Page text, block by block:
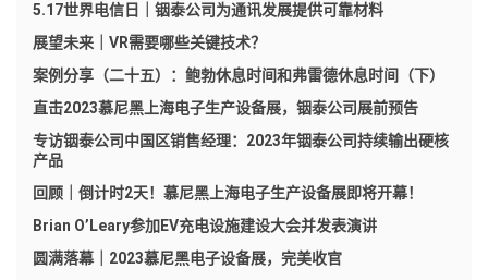
5.17世界电信日｜铟泰公司为通讯发展提供可靠材料
展望未来｜VR需要哪些关键技术？
案例分享（二十五）：鲍勃休息时间和弗雷德休息时间（下）
直击2023慕尼黑上海电子生产设备展，铟泰公司展前预告
专访铟泰公司中国区销售经理：2023年铟泰公司持续输出硬核
产品
回顾｜倒计时2天！慕尼黑上海电子生产设备展即将开幕！
Brian O’Leary参加EV充电设施建设大会并发表演讲
圆满落幕｜2023慕尼黑电子设备展，完美收官